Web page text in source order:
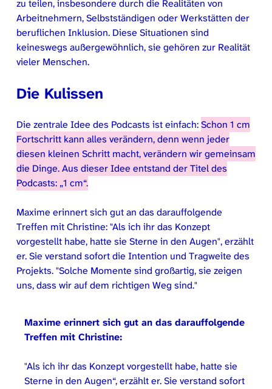
zu teilen, insbesondere durch die Realitäten von
Arbeitnehmern, Selbstständigen oder Werkstätten der
beruflichen Inklusion. Diese Situationen sind
keineswegs außergewöhnlich, sie gehören zur Realität
vieler Menschen.
Die Kulissen
Die zentrale Idee des Podcasts ist einfach:Schon 1 cm
Fortschritt kann alles verändern, denn wenn jeder
diesen kleinen Schritt macht, verändern wir gemeinsam
die Dinge. Aus dieser Idee entstand der Titel des
Podcasts: „1 cm“.
Maxime erinnert sich gut an das darauffolgende
Treffen mit Christine: Als ich ihr das Konzept
vorgestellt habe, hatte sie Sterne in den Augen , erzählt
er. Sie verstand sofort die Intention und Tragweite des
Projekts. Solche Momente sind großartig, sie zeigen
uns, dass wir auf dem richtigen Weg sind.
Maxime erinnert sich gut an das darauffolgende
Treffen mit Christine:
Als ich ihr das Konzept vorgestellt habe, hatte sie
Sterne in den Augen“, erzählt er. Sie verstand sofort